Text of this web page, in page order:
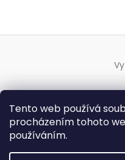
Tento web používá
procházením tohoto
používáním.
Copyright 2026
vyhrazena.